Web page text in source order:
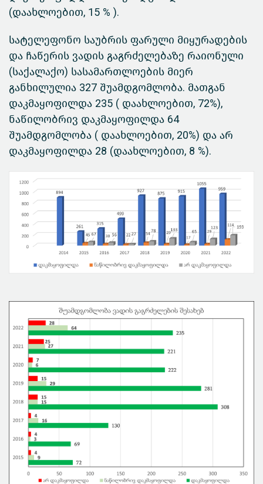
(დაახლოებით, 15 % ).
სატელეფონო საუბრის ფარული მიყურადების
და ჩაწერის ვადის გაგრძელებაზე რაიონული
(საქალაქო) სასამართლოების მიერ
განხილულია 327 შუამდგომლობა. მათგან
დაკმაყოფილდა 235 ( დაახლოებით, 72%),
ნაწილობრივ დაკმაყოფილდა 64
შუამდგომლობა ( დაახლოებით, 20%) და არ
დაკმაყოფილდა 28 (დაახლოებით, 8 %).